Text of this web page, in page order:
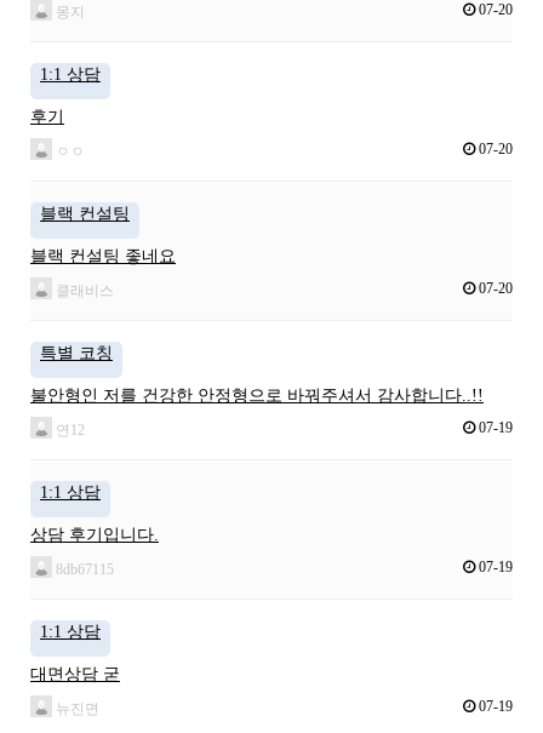
몽지 07-20
1:1 상담
후기
ㅇㅇ 07-20
블랙 컨설팅
블랙 컨설팅 좋네요
클래비스 07-20
특별 코칭
불안형인 저를 건강한 안정형으로 바꿔주셔서 감사합니다..!!
연12 07-19
1:1 상담
상담 후기입니다.
8db67115 07-19
1:1 상담
대면상담 굳
뉴진면 07-19